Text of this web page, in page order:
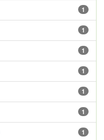
1
1
1
1
1
1
1